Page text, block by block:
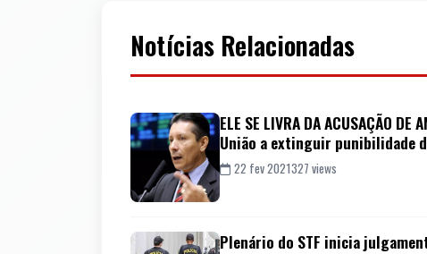
Notícias Relacionadas
ELE SE LIVRA DA ACUSAÇÃO
União a extinguir punibilidade
22 fev 2021327 views
Plenário do STF inicia